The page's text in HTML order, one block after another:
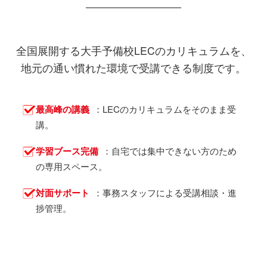
全国展開する大手予備校LECのカリキュラムを、
地元の通い慣れた環境で受講できる制度です。
最高峰の講義
：LECのカリキュラムをそのまま受
講。
学習ブース完備
：自宅では集中できない方のため
の専用スペース。
対面サポート
：事務スタッフによる受講相談・進
捗管理。